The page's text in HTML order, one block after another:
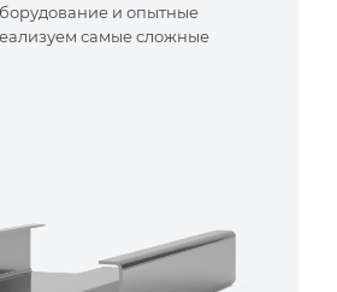
и опытные
самые сложные